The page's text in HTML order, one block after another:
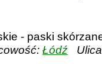
- paski
Łódź